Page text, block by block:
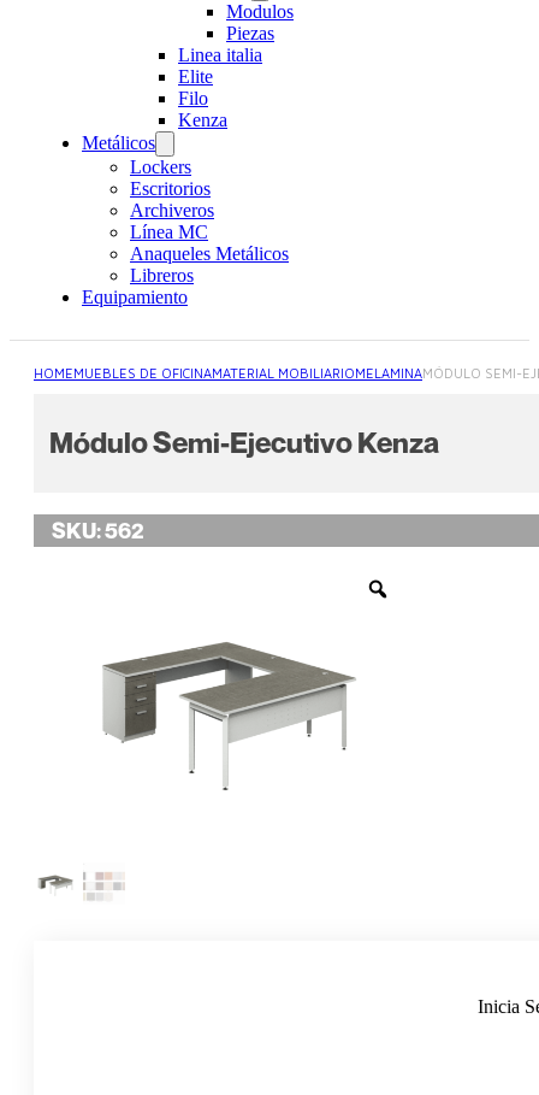
Modulos
Piezas
Linea italia
Elite
Filo
Kenza
Metálicos
Lockers
Escritorios
Archiveros
Línea MC
Anaqueles Metálicos
Libreros
Equipamiento
HOMEMUEBLES DE OFICINAMATERIAL MOBILIARIOMELAMINAMÓDULO SEMI-
Módulo Semi-Ejecutivo Kenza
SKU:562
Inicia